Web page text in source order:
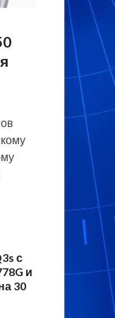
с
и
30